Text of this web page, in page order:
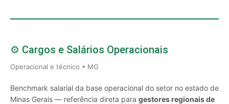
⚙️ Cargos e Salários Operacionais
Operacional e técnico • MG
Benchmark salarial da base operacional do setor no estado de
Minas Gerais — referência direta para gestores regionais de